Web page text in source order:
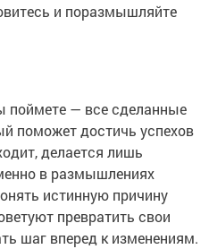
и поразмышляйте
поймете — все сделанные
поможет достичь успехов
делается лишь
в размышлениях
истинную причину
превратить свои
шаг вперед к изменениям.